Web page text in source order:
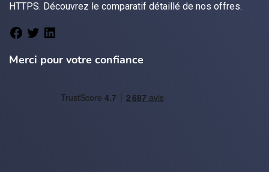
HTTPS. Découvrez le comparatif détaillé de nos offres.
Merci pour votre confiance